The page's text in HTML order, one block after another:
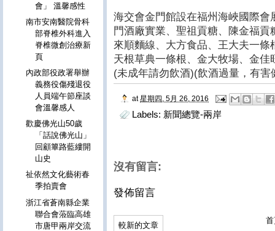
海交會金門館設在福州海峽國際
門酒廠實業、聖祖貢糖、陳金福
來順麵線、大方食品、王大夫一
天根草典一條根、金大牧場、金
(未成年請勿飲酒)(飲酒過量，有害
at 星期四, 5月 26, 2016
Labels: 新聞總覽-兩岸
沒有留言:
發佈留言
較新的文章
會」 溫馨感性
南市安南醫院骨科
部脊椎外科進入
脊椎微創治療新
頁
內政部役政署舉辦
義務役傷殘退役
人員端午節座談
會溫馨感人
歡慶佛光山50歲
「話說佛光山」
回顧篳路藍縷開
山史
祉依然文化藝術春
季拍賣會
浙江省蒼南縣企業
聯合會蒞臨高雄
市唐甲兩岸交流